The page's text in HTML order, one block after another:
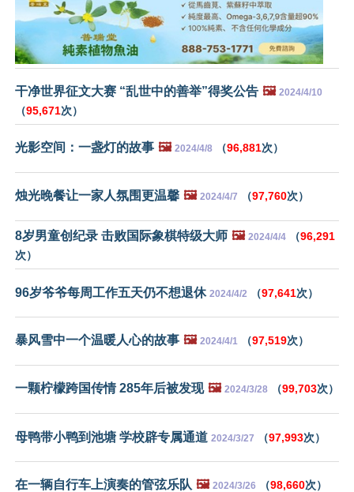
干净世界征文大赛 “乱世中的善举”得奖公告 🖼️ 2024/4/10
（95,671次）
光影空间：一盏灯的故事 🖼️ 2024/4/8 （96,881次）
烛光晚餐让一家人氛围更温馨 🖼️ 2024/4/7 （97,760次）
8岁男童创纪录 击败国际象棋特级大师 🖼️ 2024/4/4 （96,291
次）
96岁爷爷每周工作五天仍不想退休 2024/4/2 （97,641次）
暴风雪中一个温暖人心的故事 🖼️ 2024/4/1 （97,519次）
一颗柠檬跨国传情 285年后被发现 🖼️ 2024/3/28 （99,703次）
母鸭带小鸭到池塘 学校辟专属通道 2024/3/27 （97,993次）
在一辆自行车上演奏的管弦乐队 🖼️ 2024/3/26 （98,660次）